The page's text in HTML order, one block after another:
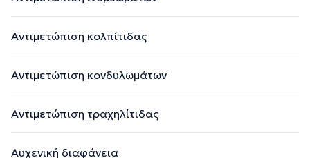
Αντιμετώπιση κολπίτιδας
Αντιμετώπιση κονδυλωμάτων
Αντιμετώπιση τραχηλίτιδας
Αυχενική διαφάνεια